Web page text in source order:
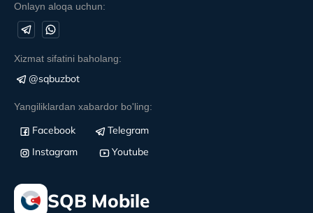
Onlayn aloqa uchun:
Xizmat sifatini baholang:
@sqbuzbot
Yangiliklardan xabardor bo'ling:
Facebook
Telegram
Instagram
Youtube
SQB Mobile